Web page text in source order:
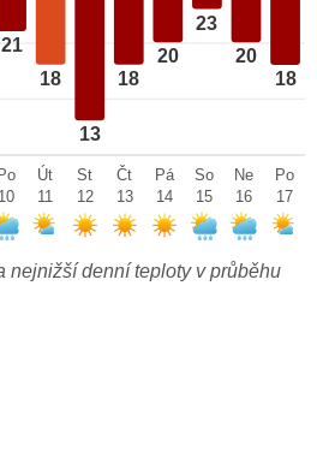
21
18
13
18
20
23
20
18
Po
10
Út
11
St
12
Čt
13
Pá
14
So
15
Ne
16
Po
17
nejnižší denní teploty v průběhu